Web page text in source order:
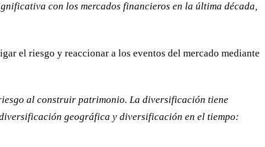
con los mercados financieros en la última década,
el riesgo y reaccionar a los eventos del mercado mediante
al construir patrimonio. La diversificación tiene
geográfica y diversificación en el tiempo: